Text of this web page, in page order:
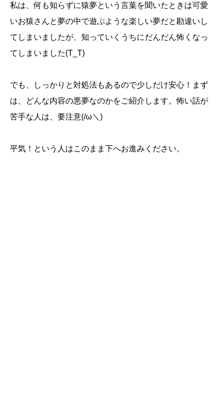
私は、何も知らずに猿夢という言葉を聞いたときは可愛
いお猿さんと夢の中で遊ぶような楽しい夢だと勘違いし
てしまいましたが、知っていくうちにだんだん怖くなっ
てしまいました(T_T)
でも、しっかりと対処法もあるので少しだけ安心！まず
は、どんな内容の悪夢なのかをご紹介します。怖い話が
苦手な人は、要注意(/ω＼)
平気！という人はこのまま下へお進みください。